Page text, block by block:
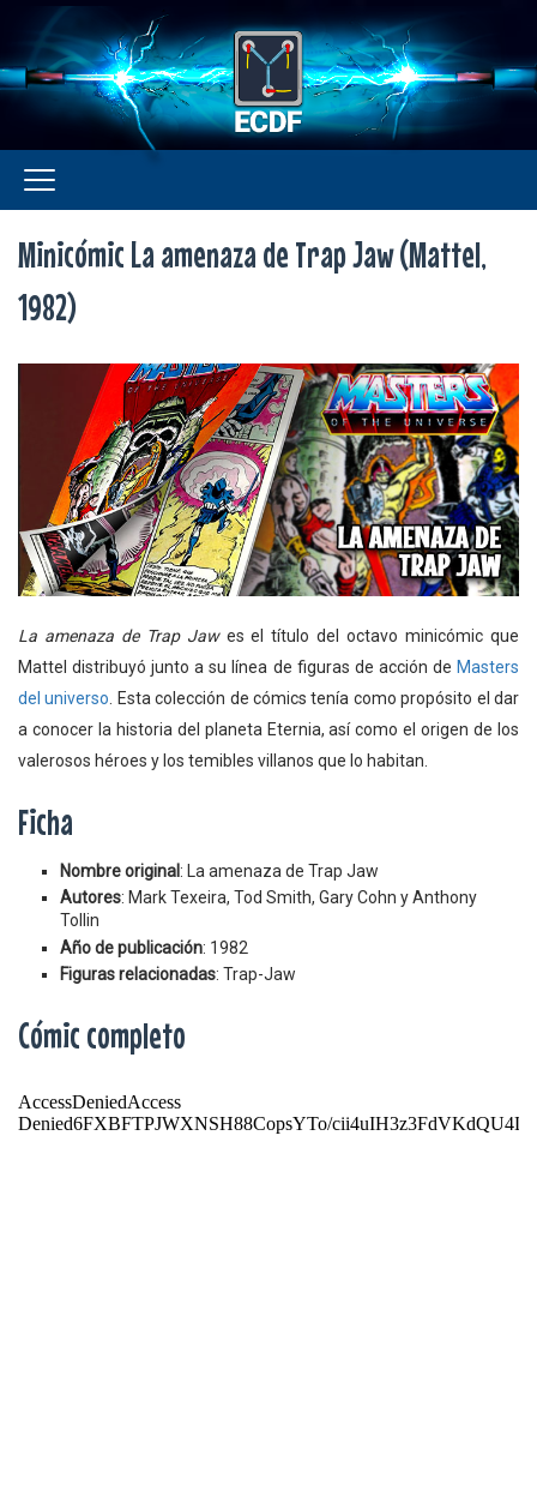
Minicómic La amenaza de Trap Jaw (Mattel,
1982)
La amenaza de Trap Jawes el título del octavo minicómic que
Mattel distribuyó junto a su línea de figuras de acción de Masters
del universo . Esta colección de cómics tenía como propósito el dar
a conocer la historia del planeta Eternia, así como el origen de los
valerosos héroes y los temibles villanos que lo habitan.
Ficha
Nombre original: La amenaza de Trap Jaw
Autores: Mark Texeira, Tod Smith, Gary Cohn y Anthony
Tollin
Año de publicación: 1982
Figuras relacionadas: Trap-Jaw
Cómic completo